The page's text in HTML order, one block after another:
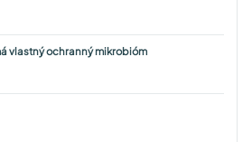
vlastný ochranný mikrobióm